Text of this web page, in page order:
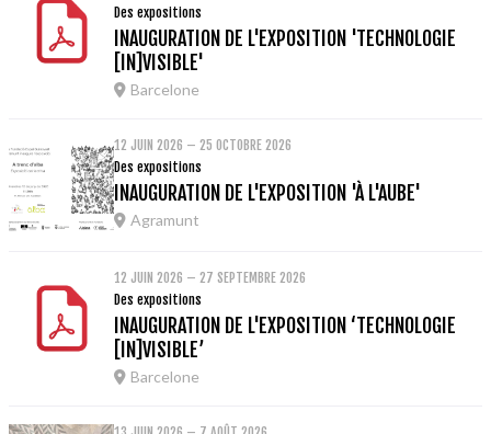
Des expositions
INAUGURATION DE L'EXPOSITION 'TECHNOLOGIE
[IN]VISIBLE'
Barcelone
12 JUIN 2026 – 25 OCTOBRE 2026
Des expositions
INAUGURATION DE L'EXPOSITION 'À L'AUBE'
Agramunt
12 JUIN 2026 – 27 SEPTEMBRE 2026
Des expositions
INAUGURATION DE L'EXPOSITION ‘TECHNOLOGIE
[IN]VISIBLE’
Barcelone